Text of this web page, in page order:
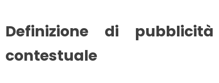
Definizione di pubblicità
contestuale